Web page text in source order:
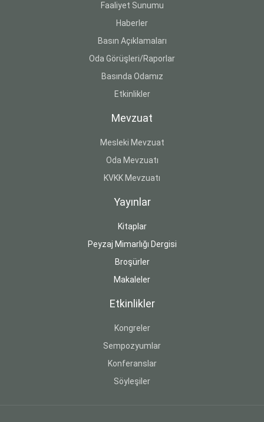
Faaliyet Sunumu
Haberler
Basın Açıklamaları
Oda Görüşleri/Raporlar
Basında Odamız
Etkinlikler
Mevzuat
Mesleki Mevzuat
Oda Mevzuatı
KVKK Mevzuatı
Yayınlar
Kitaplar
Peyzaj Mimarlığı Dergisi
Broşürler
Makaleler
Etkinlikler
Kongreler
Sempozyumlar
Konferanslar
Söyleşiler